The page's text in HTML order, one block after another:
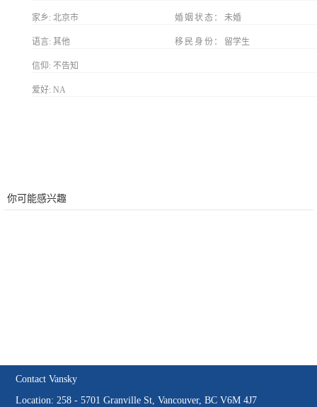
家乡: 北京市 婚姻状态 未婚
语言: 其他 移民身份 留学生
信仰: 不告知
爱好: NA
你可能感兴趣
Contact Vansky
Location: 258 - 5701 Granville St, Vancouver, BC V6M 4J7